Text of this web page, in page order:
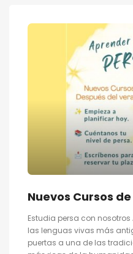
Nuevos Cursos
Estudia persa con
las lenguas vivas más
puertas a una de las